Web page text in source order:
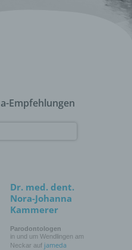
Empfehlungen
Dr. med. dent.
Nora-Johanna
Kammerer
Parodontologen
in und um Wendlingen am
Neckar auf jameda